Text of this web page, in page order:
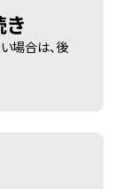
場合は、後